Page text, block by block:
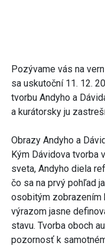
Pozývame vás na
sa uskutoční 11. 12.
tvorbu Andyho a
a kurátorsky ju
Obrazy Andyho a
Kým Dávidova tvorba
sveta, Andyho diela
čo sa na prvý pohľad
osobitým zobrazením
výrazom jasne
stavu. Tvorba oboch
pozornosť k